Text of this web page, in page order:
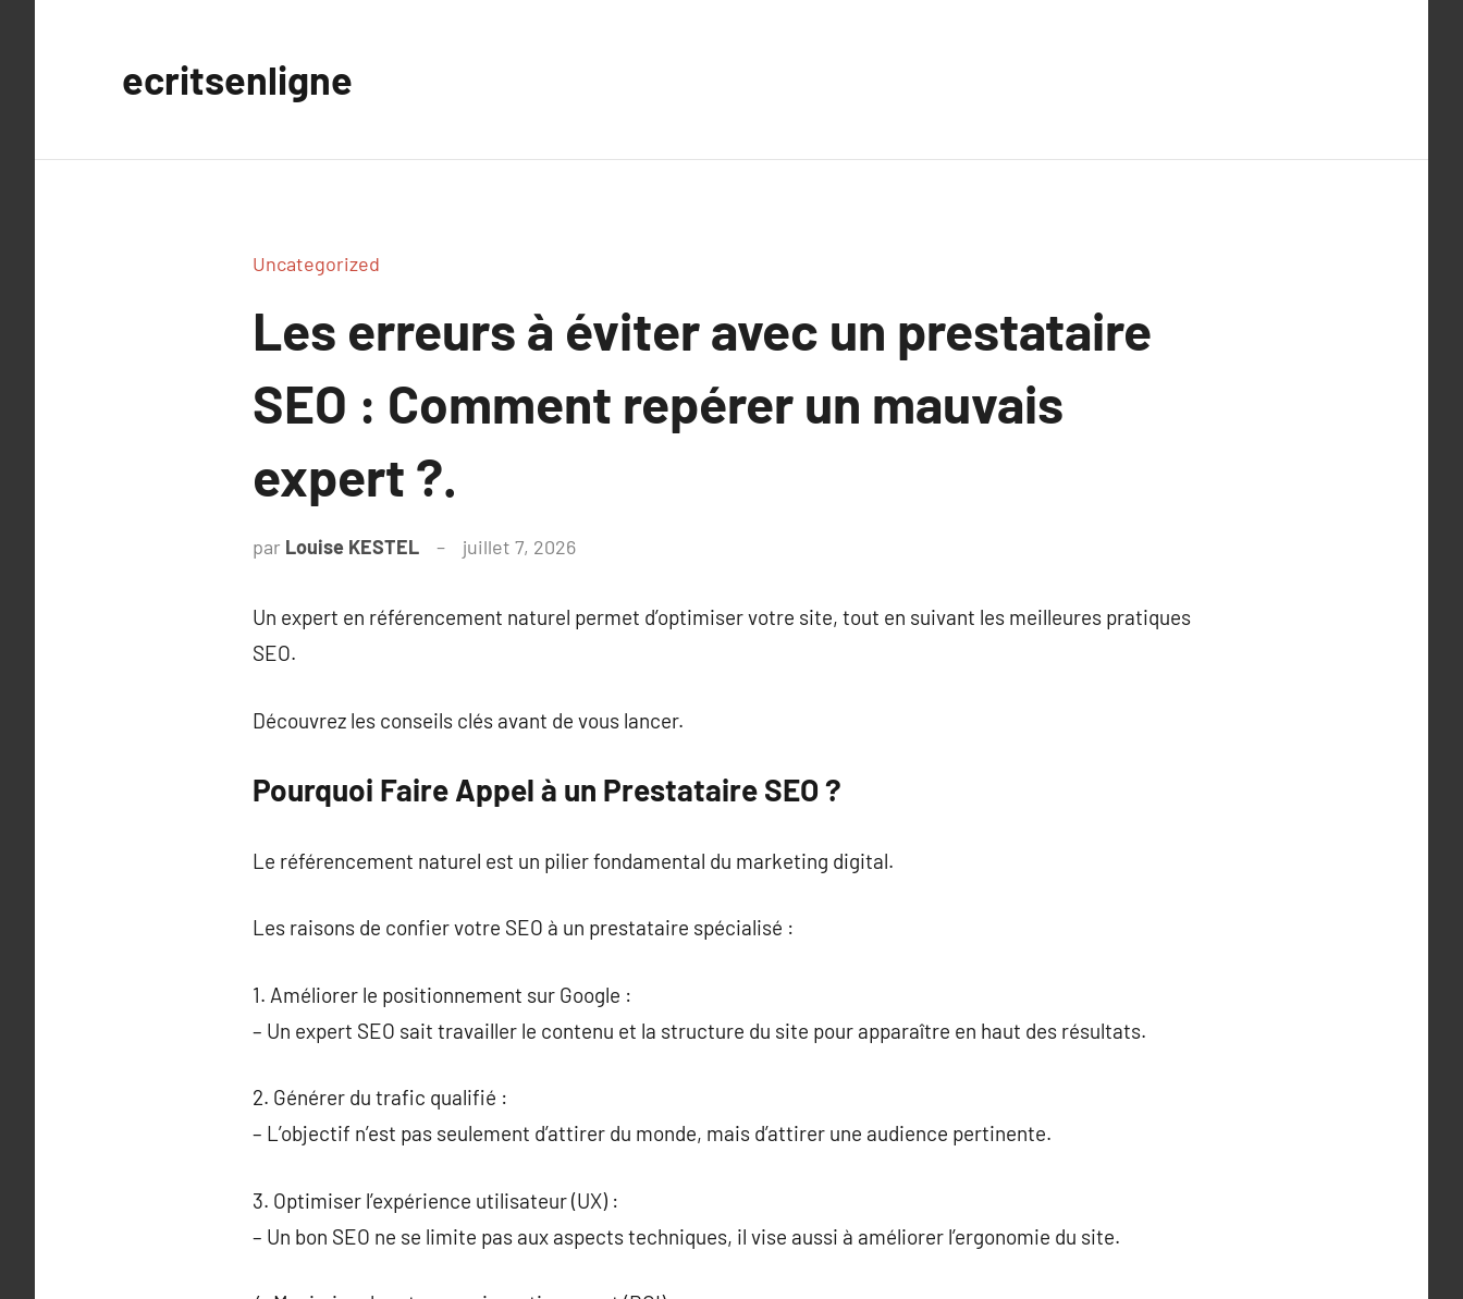
ecritsenligne
Uncategorized
Les erreurs à éviter avec un prestataire
SEO : Comment repérer un mauvais
expert ?.
par Louise KESTEL juillet 7, 2026
Un expert en référencement naturel permet d’optimiser votre site, tout en suivant les meilleures pratiques
SEO.
Découvrez les conseils clés avant de vous lancer.
Pourquoi Faire Appel à un Prestataire SEO ?
Le référencement naturel est un pilier fondamental du marketing digital.
Les raisons de confier votre SEO à un prestataire spécialisé :
1. Améliorer le positionnement sur Google :
– Un expert SEO sait travailler le contenu et la structure du site pour apparaître en haut des résultats.
2. Générer du trafic qualifié :
– L’objectif n’est pas seulement d’attirer du monde, mais d’attirer une audience pertinente.
3. Optimiser l’expérience utilisateur (UX) :
– Un bon SEO ne se limite pas aux aspects techniques, il vise aussi à améliorer l’ergonomie du site.